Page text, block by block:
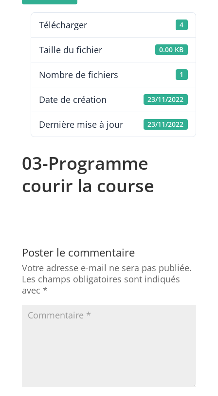
Télécharger 4
Taille du fichier 0.00 KB
Nombre de fichiers 1
Date de création 23/11/2022
Dernière mise à jour 23/11/2022
03-Programme
courir la course
Poster le commentaire
Votre adresse e-mail ne sera pas publiée.
Les champs obligatoires sont indiqués
avec *